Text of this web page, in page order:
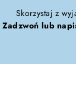
Skorzystaj z
Zadzwoń lub